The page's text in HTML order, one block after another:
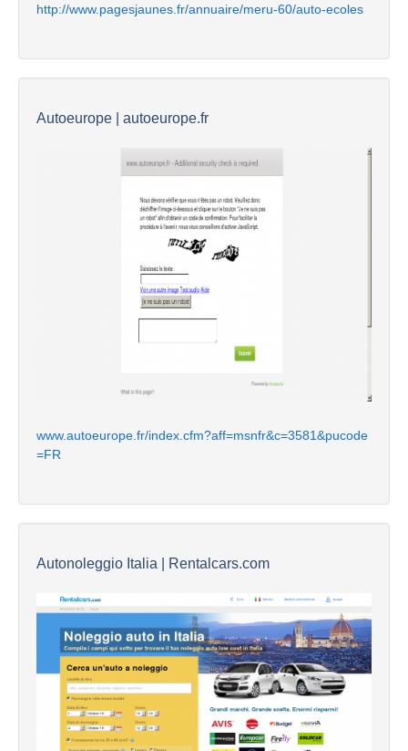
http://www.pagesjaunes.fr/annuaire/meru-60/auto-ecoles
Autoeurope | autoeurope.fr
www.autoeurope.fr/index.cfm?aff=msnfr&c=3581&pucode
=FR
Autonoleggio Italia | Rentalcars.com